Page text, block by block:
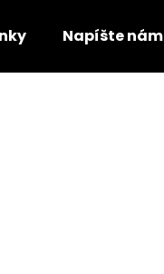
Napíšte nám
nájsť?